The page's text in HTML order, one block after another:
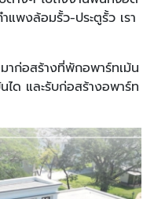
พงล้อมรั้ว-ประตูรั้ว เรา
าก่อสร้างที่พักอพาร์ทเม้น
ด และรับก่อสร้างอพาร์ท